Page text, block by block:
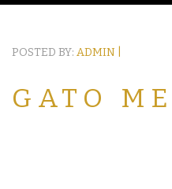
POSTED BY: ADMIN |
GATO